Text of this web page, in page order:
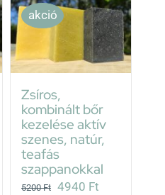
akció
Zsíros,
kombinált bőr
kezelése aktív
szenes, natúr,
teafás
szappanokkal
5200Ft Original
4940 Ft